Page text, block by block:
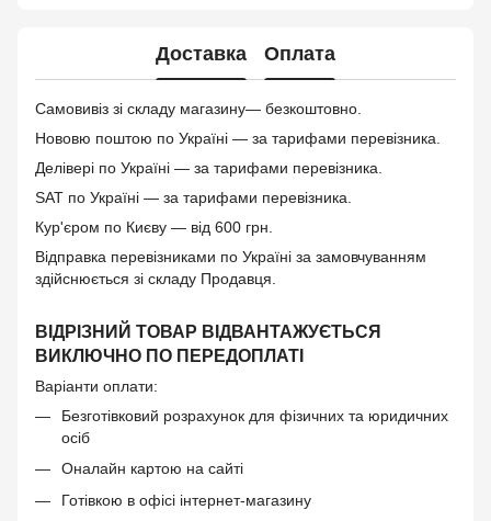
Доставка Оплата
Самовивіз зі складу магазину— безкоштовно.
Нововю поштою по Україні — за тарифами перевізника.
Делівері по Україні — за тарифами перевізника.
SAT по Україні — за тарифами перевізника.
Кур'єром по Києву — від 600 грн.
Відправка перевізниками по Україні за замовчуванням
здійснюється зі складу Продавця.
ВІДРІЗНИЙ ТОВАР ВІДВАНТАЖУЄТЬСЯ
ВИКЛЮЧНО ПО ПЕРЕДОПЛАТІ
Варіанти оплати:
Безготівковий розрахунок для фізичних та юридичних
осіб
Оналайн картою на сайті
Готівкою в офісі інтернет-магазину